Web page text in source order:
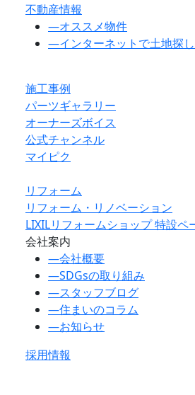
不動産情報
―オススメ物件
―インターネットで土地探し
施工事例
パーツギャラリー
オーナーズボイス
公式チャンネル
マイピク
リフォーム
リフォーム・リノベーション
LIXILリフォームショップ 特設ペ
会社案内
―会社概要
―SDGsの取り組み
―スタッフブログ
―住まいのコラム
―お知らせ
採用情報